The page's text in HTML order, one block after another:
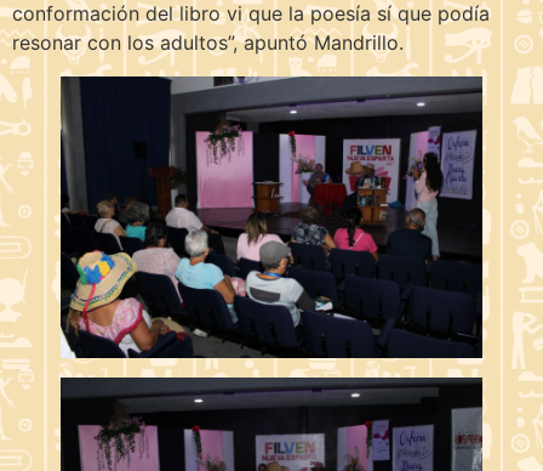
conformación del libro vi que la poesía sí que podía
resonar con los adultos”, apuntó Mandrillo.